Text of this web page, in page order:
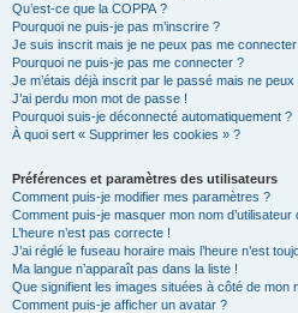
Qu’est-ce que la COPPA ?
Pourquoi ne puis-je pas m’inscrire ?
Je suis inscrit mais je ne peux pas me connecter
Pourquoi ne puis-je pas me connecter ?
Je m’étais déjà inscrit par le passé mais ne
J’ai perdu mon mot de passe !
Pourquoi suis-je déconnecté automatiquement ?
À quoi sert « Supprimer les cookies » ?
Préférences et paramètres des utilisateurs
Comment puis-je modifier mes paramètres ?
Comment puis-je masquer mon nom
L’heure n’est pas correcte !
J’ai réglé le fuseau horaire mais l’heure n’est
Ma langue n’apparaît pas dans la liste !
Que signifient les images situées à côté de mon
Comment puis-je afficher un avatar ?